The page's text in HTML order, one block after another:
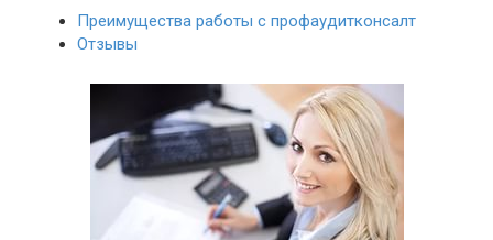
Преимущества работы с профаудитконсалт
Отзывы